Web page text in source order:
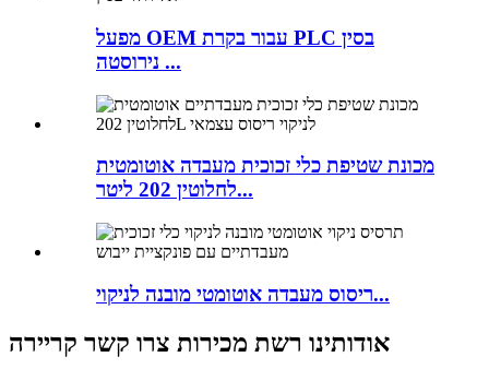
מפעל OEM עבור בקרת PLC בסין
נירוסטה ...
מכונת שטיפת כלי זכוכית מעבדה אוטומטית
לחלוטין 202 ליטר...
ריסוס מעבדה אוטומטי מובנה לניקוי...
אודותינו רשת מכירות צרו קשר קריירה